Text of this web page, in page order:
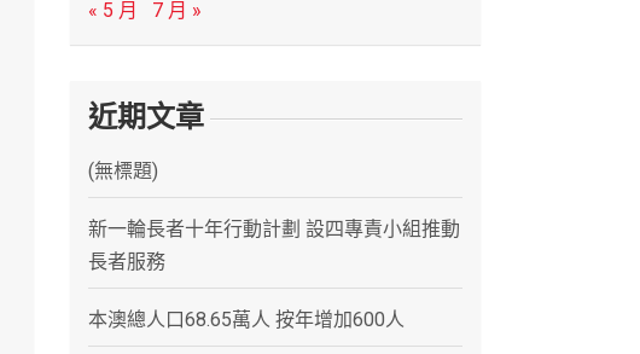
« 5 月
7 月 »
近期文章
(無標題)
新一輪長者十年行動計劃 設四專責小組推動
長者服務
本澳總人口68.65萬人 按年增加600人